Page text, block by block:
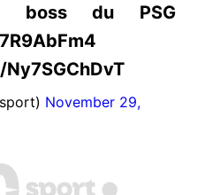
boss du PSG
November 29,